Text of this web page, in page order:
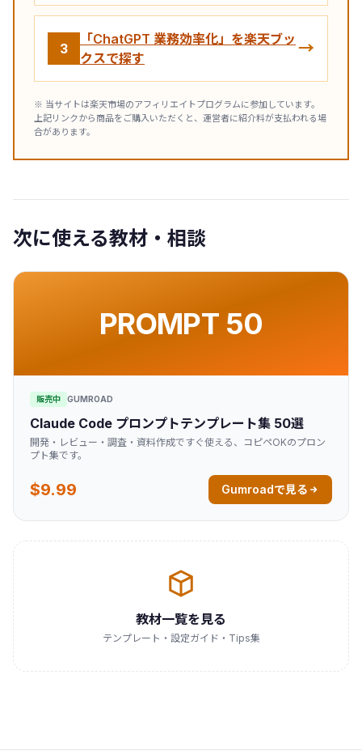
3
「ChatGPT 業務効率化」を楽天ブッ
クスで探す
→
※ 当サイトは楽天市場のアフィリエイトプログラムに参加しています。
上記リンクから商品をご購入いただくと、運営者に紹介料が支払われる場
合があります。
次に使える教材・相談
PROMPT 50
販売中 GUMROAD
Claude Code プロンプトテンプレート集 50選
開発・レビュー・調査・資料作成ですぐ使える、コピペOKのプロン
プト集です。
$9.99 Gumroadで見る
教材一覧を見る
テンプレート・設定ガイド・Tips集